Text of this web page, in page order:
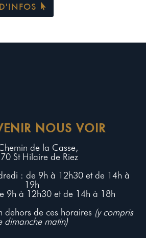
NOUS VOIR
de la Casse,
St Hilaire de Riez
: de 9h à 12h30 et de 14h à
19h
9h à 12h30 et de 14h à 18h
dehors de ces horaires (y compris
dimanche matin)